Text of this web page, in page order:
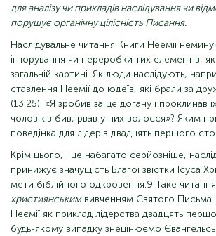
для аналізу чи прикладів наслідування чи
порушує органічну цілісність Писання.
Наслідувальне читання Книги Неемії
ігнорування чи переробки тих елементів,
загальній картині. Як люди наслідують,
ставлення Неемії до юдеїв, які брали за
(13:25): «Я зробив за це догану і проклинав
чоловіків бив, рвав у них волосся»? Яким
поведінка для лідерів двадцять першого
Крім цього, і це набагато серйозніше,
принижує значущість Благої звістки Ісуса
мети біблійного одкровення.9 Таке
християнськимвивченням Святого
Неємії як приклад лідерства двадцять
будь-якому випадку знецінюємо